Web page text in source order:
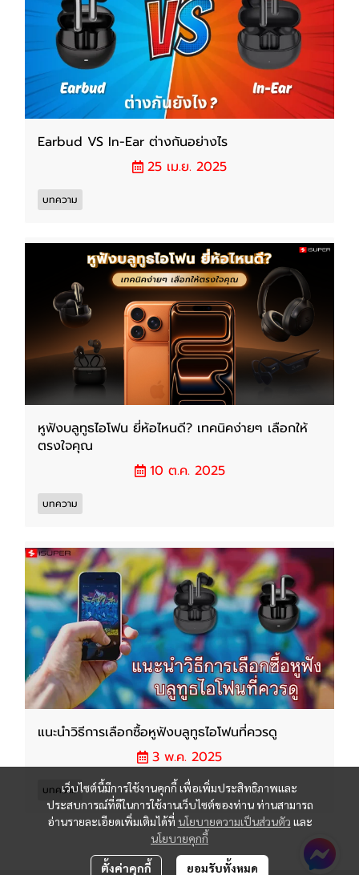
Earbud VS In-Ear ต่างกันอย่างไร
25 เม.ย. 2025
บทความ
หูฟังบลูทูธไอโฟน ยี่ห้อไหนดี? เทคนิคง่ายๆ เลือกให้
ตรงใจคุณ
10 ต.ค. 2025
บทความ
แนะนำวิธีการเลือกซื้อหูฟังบลูทูธไอโฟนที่ควรดู
3 พ.ค. 2025
บทความเว็บไซต์นี้มีการใช้งานคุกกี้ เพื่อเพิ่มประสิทธิภาพและ
ประสบการณ์ที่ดีในการใช้งานเว็บไซต์ของท่าน ท่านสามารถ
อ่านรายละเอียดเพิ่มเติมได้ที่ นโยบายความเป็นส่วนตัว และ
นโยบายคุกกี้
ตั้งค่าคุกกี้ ยอมรับทั้งหมด